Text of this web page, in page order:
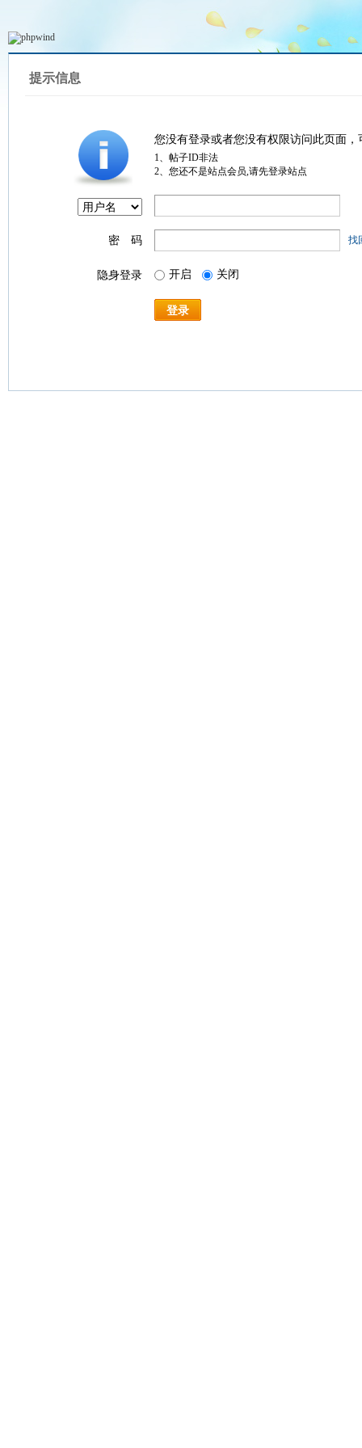
提示信息
您没有登录或者您没有权限访问此页面
1、帖子ID非法
2、您还不是站点会员,请先登录站点
密 码 找
隐身登录 开启 关闭
登录